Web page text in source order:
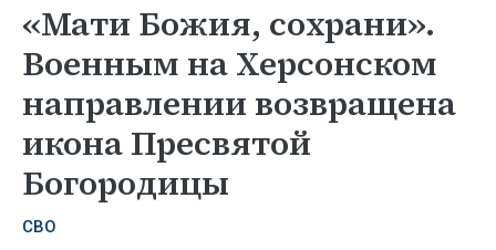
«Мати Божия, сохрани».
Военным на Херсонском
направлении возвращена
икона Пресвятой
Богородицы
СВО